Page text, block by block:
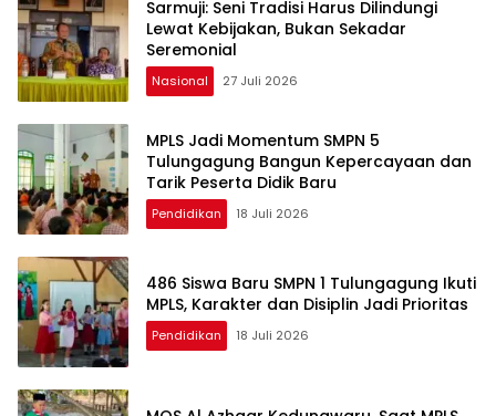
Sarmuji: Seni Tradisi Harus Dilindungi
Lewat Kebijakan, Bukan Sekadar
Seremonial
Nasional 27 Juli 2026
MPLS Jadi Momentum SMPN 5
Tulungagung Bangun Kepercayaan dan
Tarik Peserta Didik Baru
Pendidikan 18 Juli 2026
486 Siswa Baru SMPN 1 Tulungagung Ikuti
MPLS, Karakter dan Disiplin Jadi Prioritas
Pendidikan 18 Juli 2026